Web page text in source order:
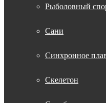
Рыболовный
Сани
Синхронное
Скелетон